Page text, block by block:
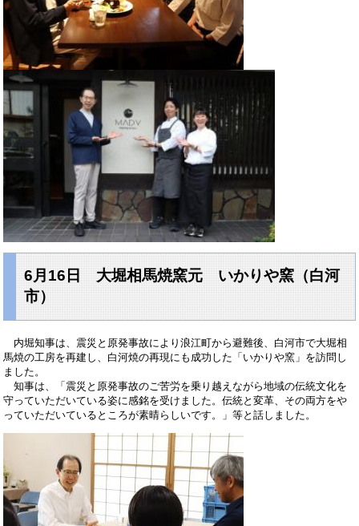
6月16日 大堀相馬焼窯元 いかりや窯（白河
市）
内堀知事は、震災と原発事故により浪江町から避難後、白河市で大堀相
馬焼の工房を再建し、白河焼の再現にも成功した「いかりや窯」を訪問し
ました。
知事は、「震災と原発事故のご苦労を乗り越えながら地域の伝統文化を
守っていただいている姿に感銘を受けました。伝統と変革、その両方をや
っていただいているところが素晴らしいです。」等と話しました。